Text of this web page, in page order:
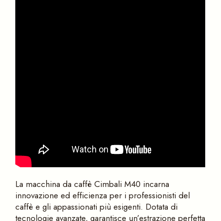
La macchina da caffè Cimbali M40 incarna
innovazione ed efficienza per i professionisti del
caffè e gli appassionati più esigenti. Dotata di
tecnologie avanzate, garantisce un’estrazione perfetta